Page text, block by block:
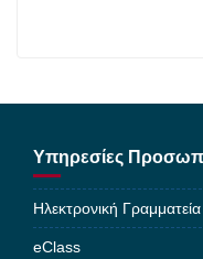
Υπηρεσίες
Ηλεκτρονική Γραμματεία
eClass